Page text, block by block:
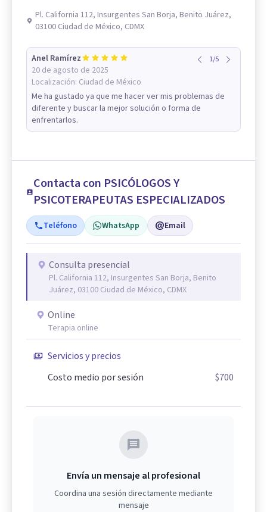
Pl. California 112, Insurgentes San Borja, Benito Juárez,
03100 Ciudad de México, CDMX
Anel Ramírez
20 de agosto de 2025
Localización: Ciudad de México
1/5
Me ha gustado ya que me hacer ver mis problemas de
diferente y buscar la mejor solución o forma de
enfrentarlos.
Contacta con PSICÓLOGOS Y
PSICOTERAPEUTAS ESPECIALIZADOS
Teléfono WhatsApp Email
Consulta presencial
Pl. California 112, Insurgentes San Borja, Benito
Juárez, 03100 Ciudad de México, CDMX
Online
Terapia online
Servicios y precios
Costo medio por sesión
$700
Envía un mensaje al profesional
Coordina una sesión directamente mediante
mensaje